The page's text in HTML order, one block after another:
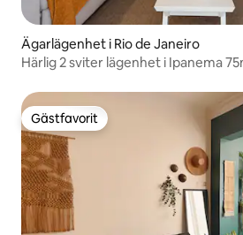
Ägarlägenhet i Rio de Janeiro
Härlig 2 sviter lägenhet i Ipanema
Gästfavorit
Gästfavorit